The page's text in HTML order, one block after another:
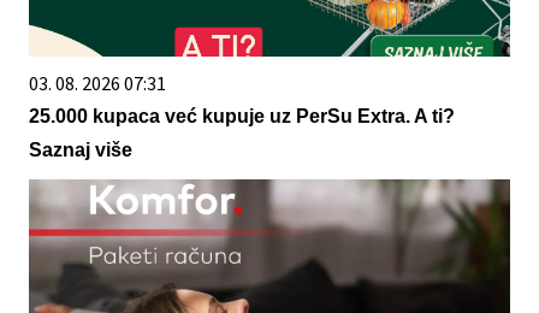
03. 08. 2026 07:31
25.000 kupaca već kupuje uz PerSu Extra. A ti?
Saznaj više